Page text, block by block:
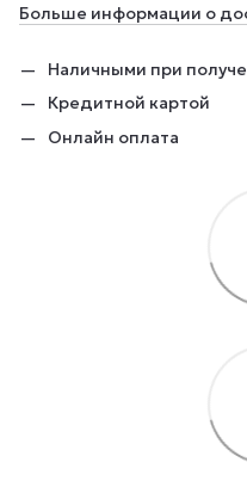
Больше информации о
Наличными при
Кредитной картой
Онлайн оплата